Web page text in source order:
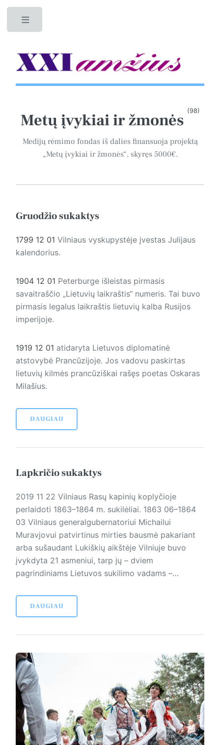
Metų įvykiai ir žmonės (98)
Medijų rėmimo fondas iš dalies finansuoja projektą
„Metų įvykiai ir žmonės“, skyręs 5000€.
Gruodžio sukaktys
1799 12 01 Vilniaus vyskupystėje įvestas Julijaus
kalendorius.
1904 12 01 Peterburge išleistas pirmasis
savaitraščio „Lietuvių laikraštis“ numeris. Tai buvo
pirmasis legalus laikraštis lietuvių kalba Rusijos
imperijoje.
1919 12 01 atidaryta Lietuvos diplomatinė
atstovybė Prancūzijoje. Jos vadovu paskirtas
lietuvių kilmės prancūziškai rašęs poetas Oskaras
Milašius.
DAUGIAU
Lapkričio sukaktys
2019 11 22 Vilniaus Rasų kapinių kop­lyčioje
perlaidoti 1863–1864 m. sukilėliai. 1863 06–1864
03 Vilniaus generalgubernatoriui Michailui
Muravjovui patvirtinus mirties bausmė pakariant
arba sušaudant Lukiškių aikštėje Vilniuje buvo
įvykdyta 21 asmeniui, tarp jų – dviem
pagrindiniams Lietuvos sukilimo vadams –…
DAUGIAU